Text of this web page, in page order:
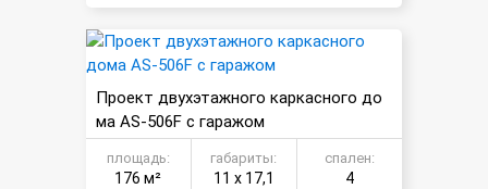
Проект двухэтажного каркасного до
ма AS-506F с гаражом
площадь:
176 м²
габариты:
11 х 17,1
спален:
4